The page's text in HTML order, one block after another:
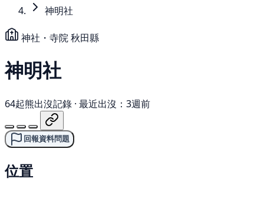
神明社
神社・寺院秋田縣
神明社
64起熊出沒記錄 · 最近出沒：3週前
回報資料問題
位置